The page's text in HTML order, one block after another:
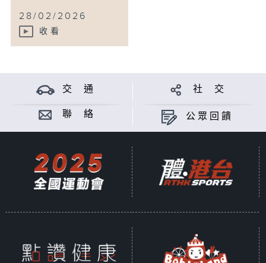
28/02/2026
收看
交 通 社 交
聯 絡 公眾回饋